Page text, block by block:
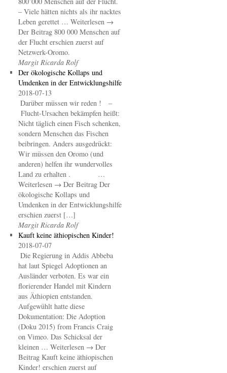
– Viele hätten nichts als ihr nacktes
Leben gerettet … Weiterlesen →
Der Beitrag 800 000 Menschen auf
der Flucht erschien zuerst auf
Netzwerk-Oromo.
Margit Ricarda Rolf
Der ökologische Kollaps und
Umdenken in der Entwicklungshilfe
2018-07-13
Darüber müssen wir reden ! –
Flucht-Ursachen bekämpfen heißt:
Nicht täglich einen Fisch schenken,
sondern Menschen das Fischen
beibringen. Anders ausgedrückt:
Wir müssen den Oromo (und
anderen) helfen ihr wundervolles
Land zu erhalten . …
Weiterlesen → Der Beitrag Der
ökologische Kollaps und
Umdenken in der Entwicklungshilfe
erschien zuerst […]
Margit Ricarda Rolf
Kauft keine äthiopischen Kinder!
2018-07-07
Die Regierung in Addis Abbeba
hat laut Spiegel Adoptionen an
Ausländer verboten. Es war ein
florierender Handel mit Kindern
aus Äthiopien entstanden.
Aufgewühlt hatte diese
Dokumentation: Die Adoption
(Doku 2015) from Francis Craig
on Vimeo. Das Schicksal der
kleinen … Weiterlesen → Der
Beitrag Kauft keine äthiopischen
Kinder! erschien zuerst auf